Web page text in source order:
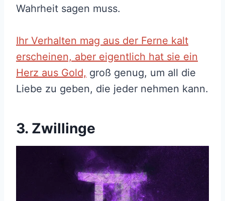
Wahrheit sagen muss.
Ihr Verhalten mag aus der Ferne kalt
erscheinen, aber eigentlich hat sie ein
Herz aus Gold, groß genug, um all die
Liebe zu geben, die jeder nehmen kann.
3. Zwillinge